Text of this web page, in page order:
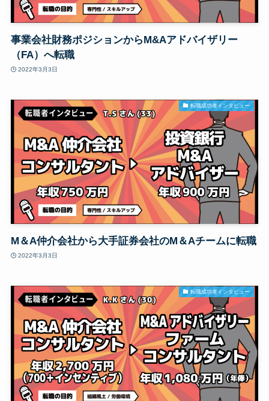
事業会社財務ポジションからM&Aアドバイザリー
（FA）へ転職
2022年3月3日
転職成功者インタビュー
M＆A仲介会社から大手証券会社のM＆Aチームに転職
2022年3月3日
転職成功者インタビュー